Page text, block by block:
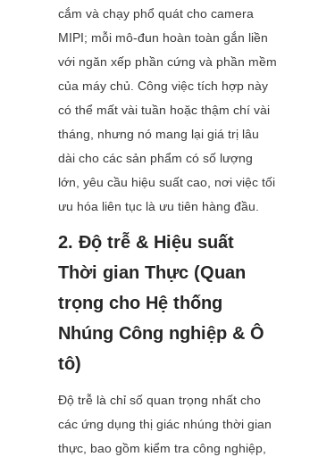
cắm và chạy phổ quát cho camera
MIPI; mỗi mô-đun hoàn toàn gắn liền
với ngăn xếp phần cứng và phần mềm
của máy chủ. Công việc tích hợp này
có thể mất vài tuần hoặc thậm chí vài
tháng, nhưng nó mang lại giá trị lâu
dài cho các sản phẩm có số lượng
lớn, yêu cầu hiệu suất cao, nơi việc tối
ưu hóa liên tục là ưu tiên hàng đầu.
2. Độ trễ & Hiệu suất
Thời gian Thực (Quan
trọng cho Hệ thống
Nhúng Công nghiệp & Ô
tô)
Độ trễ là chỉ số quan trọng nhất cho
các ứng dụng thị giác nhúng thời gian
thực, bao gồm kiểm tra công nghiệp,